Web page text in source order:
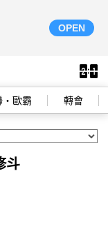
OPEN
‧歐霸 轉會
斗